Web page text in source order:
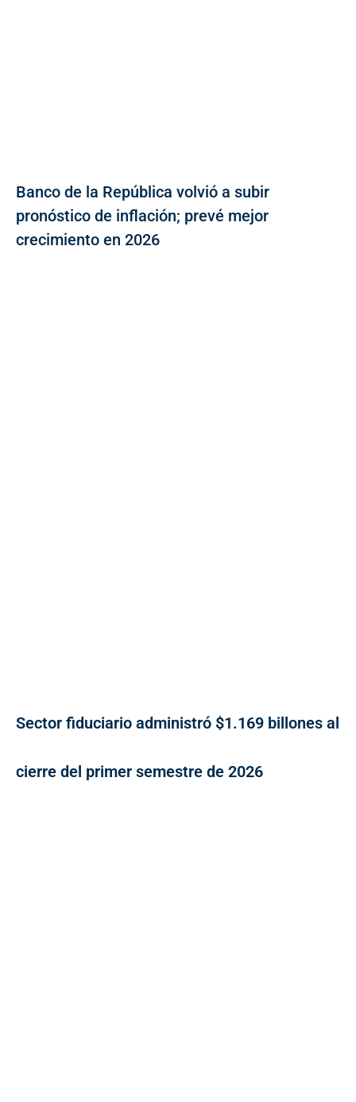
Banco de la República volvió a subir
pronóstico de inflación; prevé mejor
crecimiento en 2026
Sector fiduciario administró $1.169 billones al
cierre del primer semestre de 2026